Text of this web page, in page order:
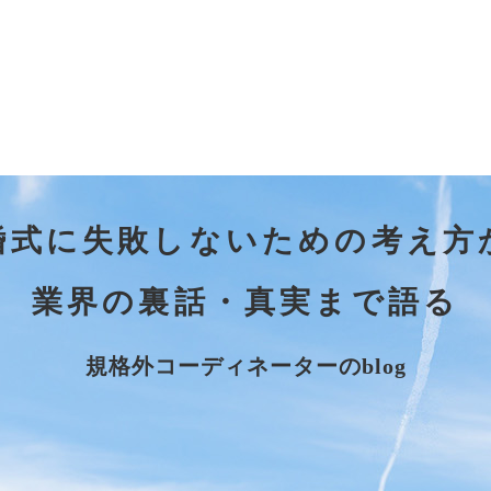
式に失敗しないための考え方
業界の裏話・真実まで語る
規格外コーディネーターのblog